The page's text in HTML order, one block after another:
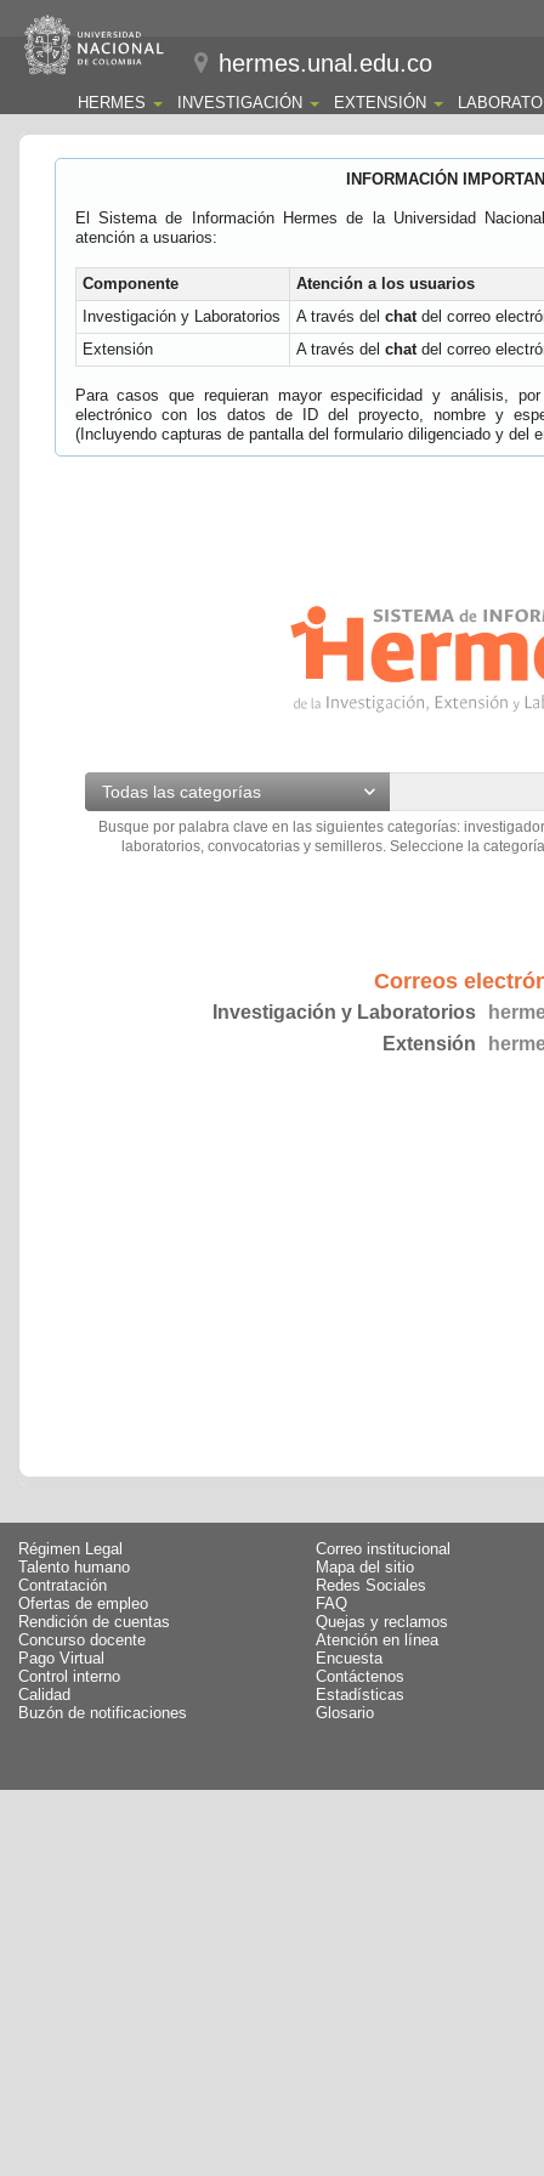
hermes.unal.edu.co
HERMES INVESTIGACIÓN EXTENSIÓN
INFORMACIÓN
El Sistema de Información Hermes de la Universidad
atención a usuarios:
Componente
Atención a los usuarios
Investigación y Laboratorios
A través del chatdel correo
Extensión
A través del chatdel correo
Para casos que requieran mayor especificidad y análisis,
electrónico con los datos de ID del proyecto, nombre y
(Incluyendo capturas de pantalla del formulario diligenciado y del
Todas las categorías
Busque por palabra clave en las siguientes categorías:
laboratorios, convocatorias y semilleros. Seleccione la
Correos
Investigación y Laboratorios
Extensión
Régimen Legal
Talento humano
Contratación
Ofertas de empleo
Rendición de cuentas
Concurso docente
Pago Virtual
Control interno
Calidad
Buzón de notificaciones
Correo institucional
Mapa del sitio
Redes Sociales
FAQ
Quejas y reclamos
Atención en línea
Encuesta
Contáctenos
Estadísticas
Glosario